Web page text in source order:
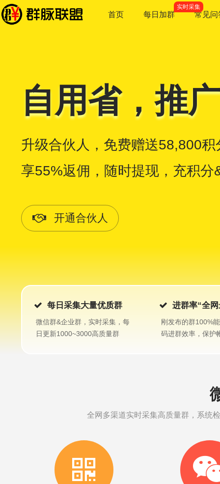
首页 每日加群
实时采集
常见问
自用省，推
升级合伙人 ，免费赠送58,800积
享55%返佣，随时提现，充积分
开通合伙人
每日采集大量优质群
微信群&企业群，实时采集，每
日更新1000~3000高质量群
进群率“全
刚发布的群100%
码进群效率，保护
全网多渠道实时采集高质量群，系统